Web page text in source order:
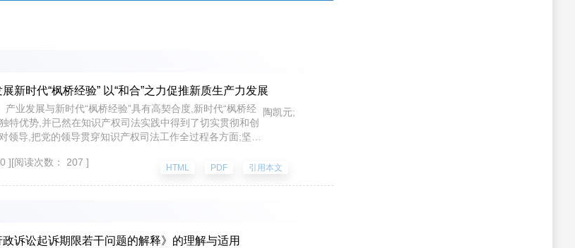
新时代“枫桥经验” 以“和合”之力促推新质生产力发展
陶凯元;
业发展与新时代“枫桥经验”具有高契合度,新时代“枫桥经
特优势,并已然在知识产权司法实践中得到了切实贯彻和创
领导,把党的领导贯穿知识产权司法工作全过程各方面;坚持
治理的人民立场;坚持党的群众路线,引领知识产权解纷方式
新资源的高效配置;坚持“案结事了”,不断锤炼人民法院实质
行为规则,以“和合”之力服务和保障新质生产力加快发展。
][阅读次数： 207 ] HTML PDF 引用本文
政诉讼起诉期限若干问题的解释》的理解与适用